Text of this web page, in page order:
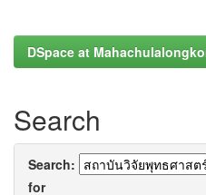
DSpace at
Search
Search:
for